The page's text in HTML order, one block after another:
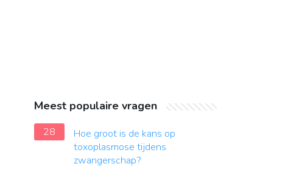
Meest populaire vragen
28
Hoe groot is de kans op
toxoplasmose tijdens
zwangerschap?